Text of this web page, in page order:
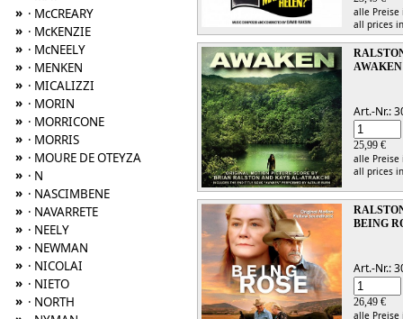
» · McCREARY
» · McKENZIE
» · McNEELY
» · MENKEN
» · MICALIZZI
» · MORIN
» · MORRICONE
» · MORRIS
» · MOURE DE OTEYZA
» · N
» · NASCIMBENE
» · NAVARRETE
» · NEELY
» · NEWMAN
» · NICOLAI
» · NIETO
» · NORTH
alle
all prices
AWAKEN
Art.-Nr.:
25,99 €
alle
all prices
BEING
Art.-Nr.:
26,49 €
alle